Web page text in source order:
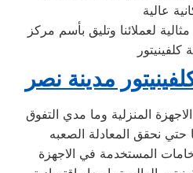
عالية
كلفينيتور
مدينة نصر
نحقق المعادلة الصعبه
المستخدمة في الاجهزة